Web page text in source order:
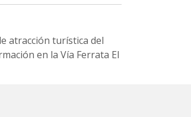
atracción turística del
en la Vía Ferrata El
de la escalada.
una especie de